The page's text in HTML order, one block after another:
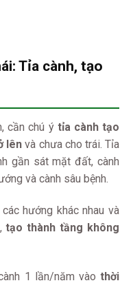
Tỉa cành, tạo
cần chú ý tỉa cành tạo
lên và chưa cho trái. Tỉa
gần sát mặt đất, cành
và cành sâu bệnh.
hướng khác nhau và
tạo thành tầng không
1 lần/năm vào thời